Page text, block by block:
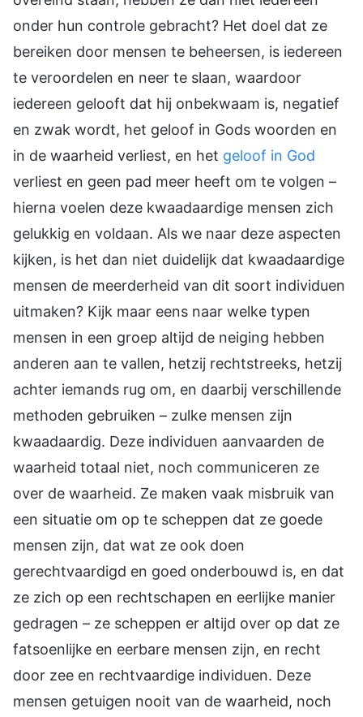
onder hun controle gebracht? Het doel dat ze
bereiken door mensen te beheersen, is iedereen
te veroordelen en neer te slaan, waardoor
iedereen gelooft dat hij onbekwaam is, negatief
en zwak wordt, het geloof in Gods woorden en
in de waarheid verliest, en het geloof in God
verliest en geen pad meer heeft om te volgen –
hierna voelen deze kwaadaardige mensen zich
gelukkig en voldaan. Als we naar deze aspecten
kijken, is het dan niet duidelijk dat kwaadaardige
mensen de meerderheid van dit soort individuen
uitmaken? Kijk maar eens naar welke typen
mensen in een groep altijd de neiging hebben
anderen aan te vallen, hetzij rechtstreeks, hetzij
achter iemands rug om, en daarbij verschillende
methoden gebruiken – zulke mensen zijn
kwaadaardig. Deze individuen aanvaarden de
waarheid totaal niet, noch communiceren ze
over de waarheid. Ze maken vaak misbruik van
een situatie om op te scheppen dat ze goede
mensen zijn, dat wat ze ook doen
gerechtvaardigd en goed onderbouwd is, en dat
ze zich op een rechtschapen en eerlijke manier
gedragen – ze scheppen er altijd over op dat ze
fatsoenlijke en eerbare mensen zijn, en recht
door zee en rechtvaardige individuen. Deze
mensen getuigen nooit van de waarheid, noch